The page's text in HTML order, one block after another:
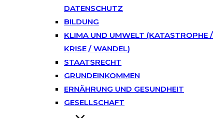
DATENSCHUTZ
BILDUNG
KLIMA UND UMWELT (KATASTROPHE /
KRISE / WANDEL)
STAATSRECHT
GRUNDEINKOMMEN
ERNÄHRUNG UND GESUNDHEIT
GESELLSCHAFT